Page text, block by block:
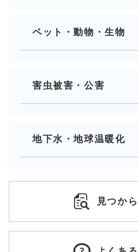
ペット・動物・生物
害虫被害・公害
地下水・地球温暖化
見つか